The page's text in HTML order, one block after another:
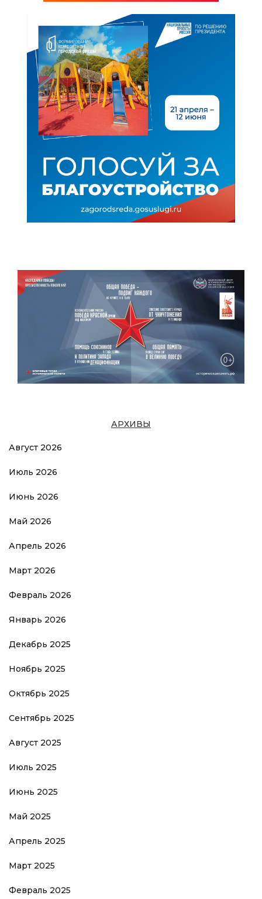
АРХИВЫ
Август 2026
Июль 2026
Июнь 2026
Май 2026
Апрель 2026
Март 2026
Февраль 2026
Январь 2026
Декабрь 2025
Ноябрь 2025
Октябрь 2025
Сентябрь 2025
Август 2025
Июль 2025
Июнь 2025
Май 2025
Апрель 2025
Март 2025
Февраль 2025